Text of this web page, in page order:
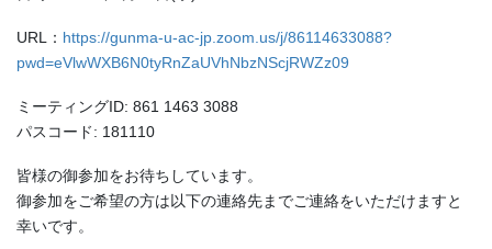
URL： https://gunma-u-ac-jp.zoom.us/j/86114633088?
pwd=eVlwWXB6N0tyRnZaUVhNbzNScjRWZz09
ミーティングID: 861 1463 3088
パスコード: 181110
皆様の御参加をお待ちしています。
御参加をご希望の方は以下の連絡先までご連絡をいただけますと
幸いです。